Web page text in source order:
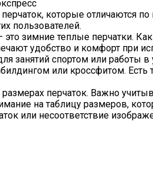
которые отличаются
пользователей.
зимние теплые перчатки.
удобство и комфорт при
занятий спортом или работы
или кроссфитом.
перчаток. Важно
на таблицу размеров,
или несоответствие